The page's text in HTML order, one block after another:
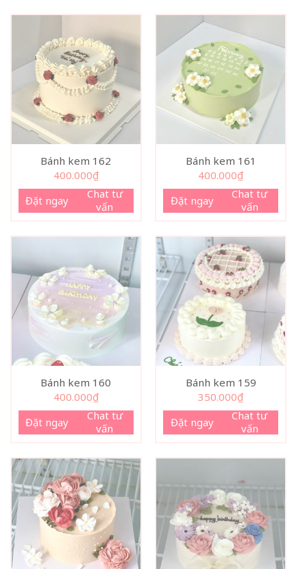
Bánh kem 162
400.000₫
Đặt ngay
Chat tư
vấn
Bánh kem 161
400.000₫
Đặt ngay
Chat tư
vấn
Bánh kem 160
400.000₫
Đặt ngay
Chat tư
vấn
Bánh kem 159
350.000₫
Đặt ngay
Chat tư
vấn